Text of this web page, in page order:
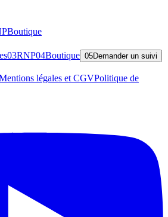
Boutique
03RNP04Boutique 05Demander un suivi
légales et CGVPolitique de